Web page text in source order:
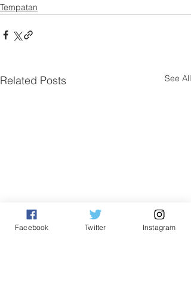
Tempatan
Related Posts See All
Facebook Twitter Instagram